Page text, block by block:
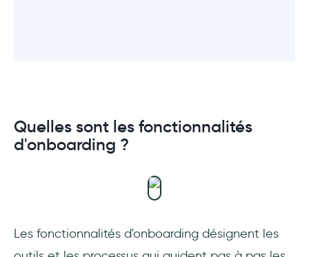
Quelles sont les fonctionnalités
d'onboarding ?
Les fonctionnalités d'onboarding désignent les